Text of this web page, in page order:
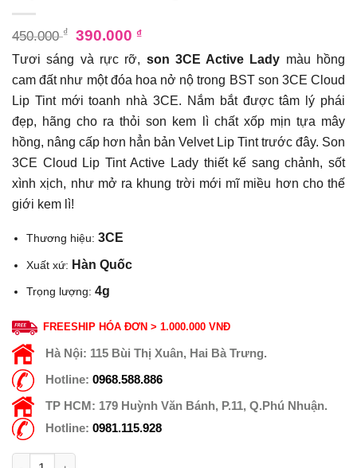
450.000₫ 390.000 ₫
Tươi sáng và rực rỡ, son 3CE Active Lady màu hồng
cam đất như một đóa hoa nở nộ trong BST son 3CE Cloud
Lip Tint mới toanh nhà 3CE. Nắm bắt được tâm lý phái
đẹp, hãng cho ra thỏi son kem lì chất xốp mịn tựa mây
hồng, nâng cấp hơn hẳn bản Velvet Lip Tint trước đây. Son
3CE Cloud Lip Tint Active Lady thiết kế sang chảnh, sốt
xình xịch, như mở ra khung trời mới mĩ miều hơn cho thế
giới kem lì!
Thương hiệu:3CE
Xuất xứ: Hàn Quốc
Trọng lượng:4g
FREESHIP HÓA ĐƠN > 1.000.000 VNĐ
Hà Nội: 115 Bùi Thị Xuân, Hai Bà Trưng.
Hotline: 0968.588.886
TP HCM: 179 Huỳnh Văn Bánh, P.11, Q.Phú Nhuận.
Hotline: 0981.115.928